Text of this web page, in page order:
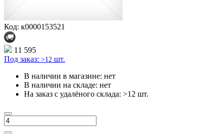
Код: к0000153521
11 595
Под заказ: >12 шт.
В наличии в магазине: нет
В наличии на складе: нет
На заказ с удалёного склада: >12 шт.